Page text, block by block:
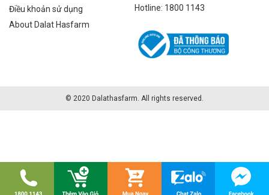
Điều khoản sử dụng
About Dalat Hasfarm
Hotline: 1800 1143
© 2020 Dalathasfarm. All rights reserved.